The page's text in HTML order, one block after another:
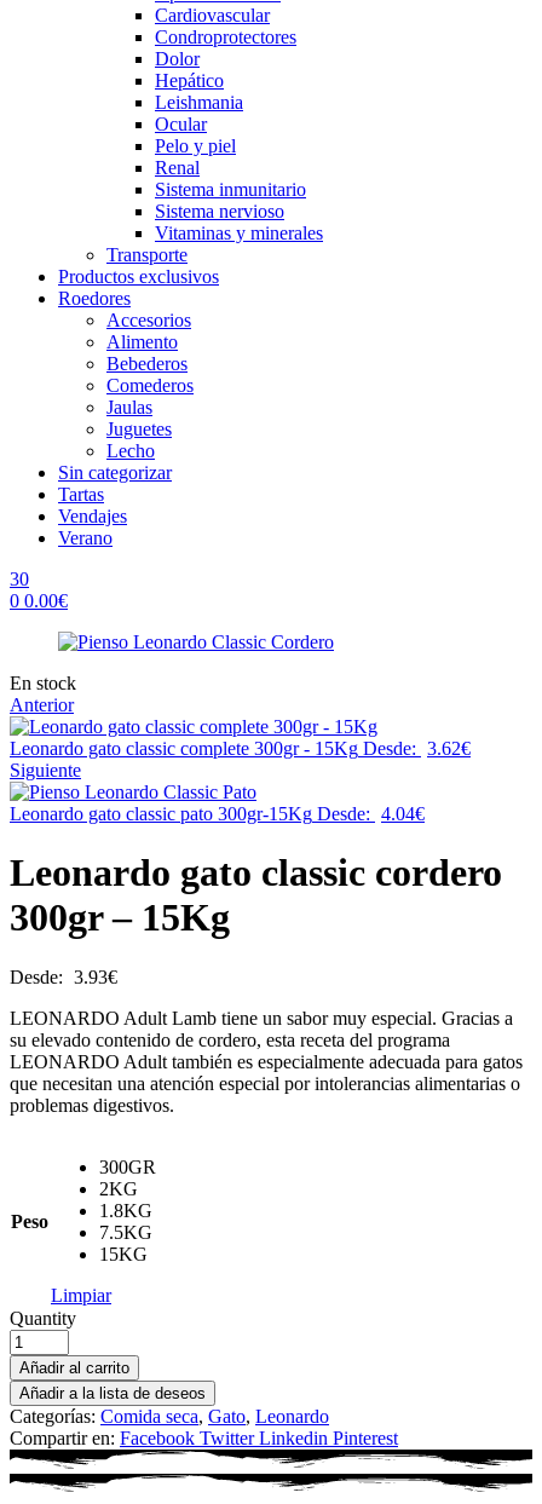
Cardiovascular
Condroprotectores
Dolor
Hepático
Leishmania
Ocular
Pelo y piel
Renal
Sistema inmunitario
Sistema nervioso
Vitaminas y minerales
Transporte
Productos exclusivos
Roedores
Accesorios
Alimento
Bebederos
Comederos
Jaulas
Juguetes
Lecho
Sin categorizar
Tartas
Vendajes
Verano
30
0 0.00€
Availability:
En stock
Anterior
Leonardo gato classic complete 300gr - 15Kg Desde: 3.62€
Siguiente
Leonardo gato classic pato 300gr-15Kg Desde: 4.04€
Leonardo gato classic cordero
300gr – 15Kg
Desde: 3.93€
LEONARDO Adult Lamb tiene un sabor muy especial. Gracias a
su elevado contenido de cordero, esta receta del programa
LEONARDO Adult también es especialmente adecuada para gatos
que necesitan una atención especial por intolerancias alimentarias o
problemas digestivos.
Peso
300GR
2KG
1.8KG
7.5KG
15KG
Limpiar
Quantity
Añadir al carrito
Añadir a la lista de deseos
Categorías: Comida seca, Gato, Leonardo
Compartir en: Facebook Twitter Linkedin Pinterest